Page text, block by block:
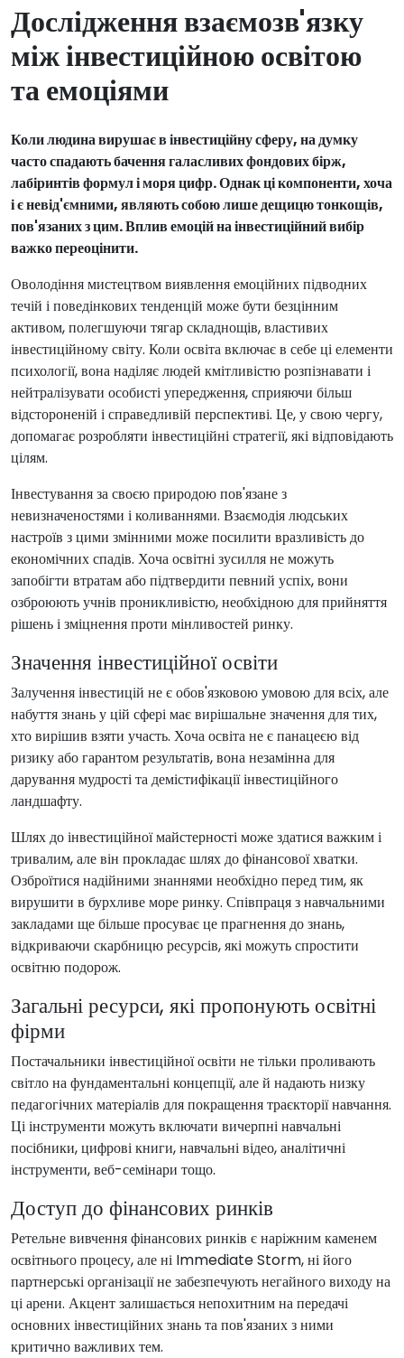
Дослідження взаємозв'язку
між інвестиційною освітою
та емоціями
Коли людина вирушає в інвестиційну сферу, на думку
часто спадають бачення галасливих фондових бірж,
лабіринтів формул і моря цифр. Однак ці компоненти, хоча
і є невід'ємними, являють собою лише дещицю тонкощів,
пов'язаних з цим. Вплив емоцій на інвестиційний вибір
важко переоцінити.
Оволодіння мистецтвом виявлення емоційних підводних
течій і поведінкових тенденцій може бути безцінним
активом, полегшуючи тягар складнощів, властивих
інвестиційному світу. Коли освіта включає в себе ці елементи
психології, вона наділяє людей кмітливістю розпізнавати і
нейтралізувати особисті упередження, сприяючи більш
відстороненій і справедливій перспективі. Це, у свою чергу,
допомагає розробляти інвестиційні стратегії, які відповідають
цілям.
Інвестування за своєю природою пов'язане з
невизначеностями і коливаннями. Взаємодія людських
настроїв з цими змінними може посилити вразливість до
економічних спадів. Хоча освітні зусилля не можуть
запобігти втратам або підтвердити певний успіх, вони
озброюють учнів проникливістю, необхідною для прийняття
рішень і зміцнення проти мінливостей ринку.
Значення інвестиційної освіти
Залучення інвестицій не є обов'язковою умовою для всіх, але
набуття знань у цій сфері має вирішальне значення для тих,
хто вирішив взяти участь. Хоча освіта не є панацеєю від
ризику або гарантом результатів, вона незамінна для
дарування мудрості та демістифікації інвестиційного
ландшафту.
Шлях до інвестиційної майстерності може здатися важким і
тривалим, але він прокладає шлях до фінансової хватки.
Озброїтися надійними знаннями необхідно перед тим, як
вирушити в бурхливе море ринку. Співпраця з навчальними
закладами ще більше просуває це прагнення до знань,
відкриваючи скарбницю ресурсів, які можуть спростити
освітню подорож.
Загальні ресурси, які пропонують освітні
фірми
Постачальники інвестиційної освіти не тільки проливають
світло на фундаментальні концепції, але й надають низку
педагогічних матеріалів для покращення траєкторії навчання.
Ці інструменти можуть включати вичерпні навчальні
посібники, цифрові книги, навчальні відео, аналітичні
інструменти, веб-семінари тощо.
Доступ до фінансових ринків
Ретельне вивчення фінансових ринків є наріжним каменем
освітнього процесу, але ні Immediate Storm, ні його
партнерські організації не забезпечують негайного виходу на
ці арени. Акцент залишається непохитним на передачі
основних інвестиційних знань та пов'язаних з ними
критично важливих тем.